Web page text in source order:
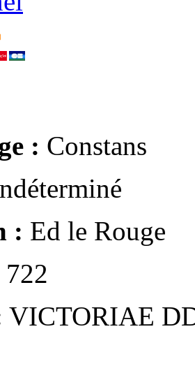
: Constans
: Ed le Rouge
722
VICTORIAE